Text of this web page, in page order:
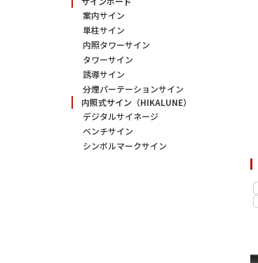
案内サイン
単柱サイン
内照タワーサイン
タワーサイン
誘導サイン
分煙パーテーションサイン
内照式サイン（HIKALUNE）
デジタルサイネージ
ベンチサイン
シンボルマークサイン